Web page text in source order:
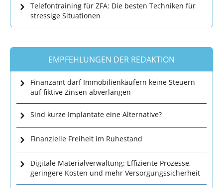
Telefontraining für ZFA: Die besten Techniken für
stressige Situationen
EMPFEHLUNGEN DER REDAKTION
Finanzamt darf Immobilienkäufern keine Steuern
auf fiktive Zinsen abverlangen
Sind kurze Implantate eine Alternative?
Finanzielle Freiheit im Ruhestand
Digitale Materialverwaltung: Effiziente Prozesse,
geringere Kosten und mehr Versorgungssicherheit